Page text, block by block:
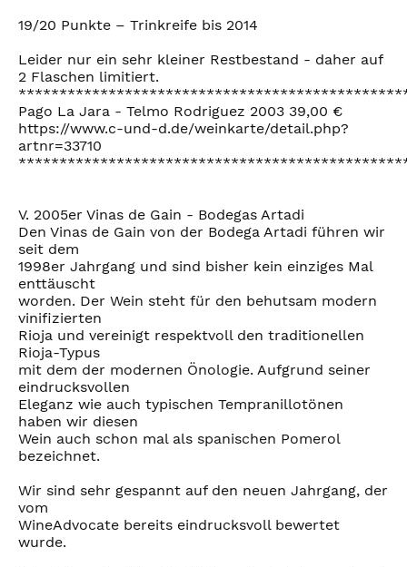
19/20 Punkte – Trinkreife bis 2014
Leider nur ein sehr kleiner Restbestand - daher auf
2 Flaschen limitiert.
Pago La Jara - Telmo Rodriguez 2003 39,00 €
https://www.c-und-d.de/weinkarte/detail.php?
artnr=33710
V. 2005er Vinas de Gain - Bodegas Artadi
Den Vinas de Gain von der Bodega Artadi führen wir
seit dem
1998er Jahrgang und sind bisher kein einziges Mal
enttäuscht
worden. Der Wein steht für den behutsam modern
vinifizierten
Rioja und vereinigt respektvoll den traditionellen
Rioja-Typus
mit dem der modernen Önologie. Aufgrund seiner
eindrucksvollen
Eleganz wie auch typischen Tempranillotönen
haben wir diesen
Wein auch schon mal als spanischen Pomerol
bezeichnet.
Wir sind sehr gespannt auf den neuen Jahrgang, der
vom
WineAdvocate bereits eindrucksvoll bewertet
wurde.